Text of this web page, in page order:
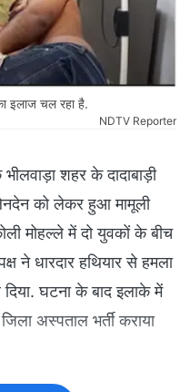
इलाज चल रहा है.
NDTV Reporter
शहर के दादाबाड़ी
को लेकर हुआ मामूली
मोहल्ले में दो युवकों के बीच
ने धारदार हथियार से हमला
घटना के बाद इलाके में
अस्पताल भर्ती कराया